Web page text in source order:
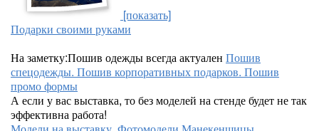
[показать]
Подарки своими руками
На заметку:Пошив одежды всегда актуален Пошив
спецодежды. Пошив корпоративных подарков. Пошив
промо формы
А если у вас выставка, то без моделей на стенде будет не так
эффективна работа!